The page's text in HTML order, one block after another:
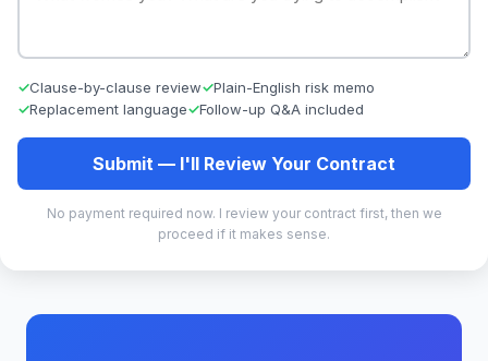
Clause-by-clause review
Plain-English risk memo
Replacement language
Follow-up Q&A included
Submit — I'll Review Your Contract
No payment required now. I review your contract first, then we
proceed if it makes sense.